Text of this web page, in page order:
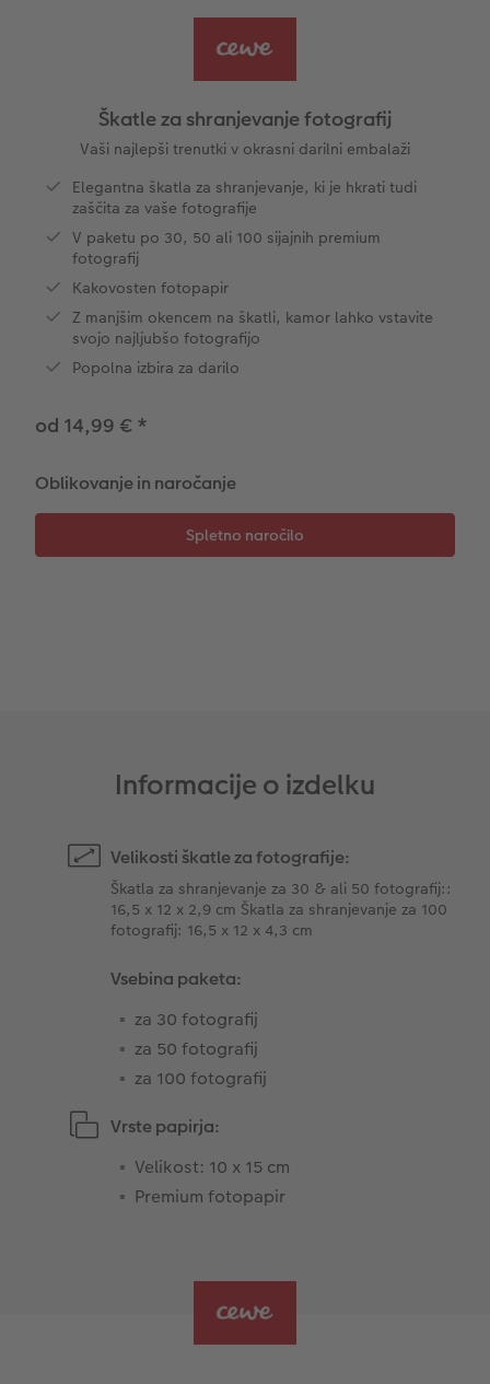
Vzorčne fotoknjige strank
Otroška CEWE FOTOKNJIGA
Zbirka Art Collection
Nature fotografije
Premium poster
Art fotografije
Škatle za shranjevanje fotografij
Paketi fotografij
Fotonalepke
Takojšnja nalepka
Fotografija na aluminiju, direkten natis
Fotografija na penasti podlagi
Poročna tabla dobrodošlice
Hexxas
Fotografija na lesu
Večdelna dekoracija sten
Fototrak
Voščilnice
Izdelki za šolo in pisarno
Darilne fotoskatle
Umetniške fotografije
Fotokoledarji
Otroška CEWE FOTOKNJIGA
Ideje za unikatna darila
Potovanje
Poroka
Škatle za shranjevanje fotografij
Vaši najlepši trenutki v okrasni darilni embalaži
Elegantna škatla za shranjevanje, ki je hkrati tudi
zaščita za vaše fotografije
V paketu po 30, 50 ali 100 sijajnih premium
fotografij
Kakovosten fotopapir
Z manjšim okencem na škatli, kamor lahko vstavite
svojo najljubšo fotografijo
Popolna izbira za darilo
od 14,99 € *
Oblikovanje in naročanje
Informacije o izdelku
Velikosti škatle za fotografije:
Škatla za shranjevanje za 30 & ali 50 fotografij::
16,5 x 12 x 2,9 cm Škatla za shranjevanje za 100
fotografij: 16,5 x 12 x 4,3 cm
Vsebina paketa:
za 30 fotografij
za 50 fotografij
za 100 fotografij
Vrste papirja:
Velikost: 10 x 15 cm
Premium fotopapir